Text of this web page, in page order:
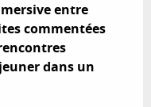
entre
commentées
dans un